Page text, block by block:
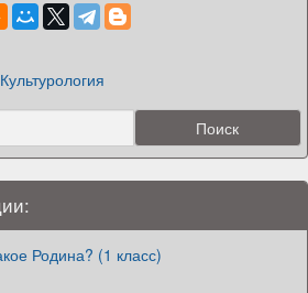
Культурология
Родина? (1 класс)